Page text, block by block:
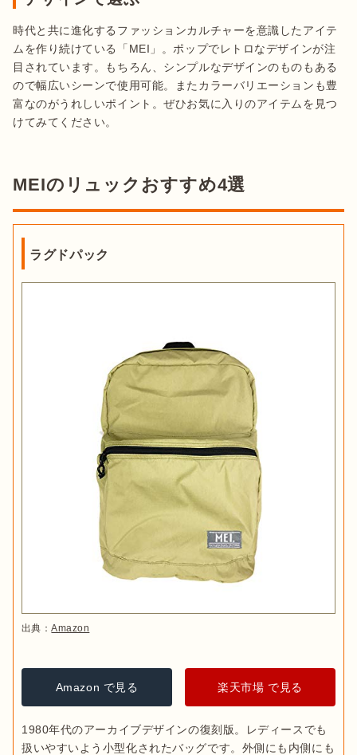
時代と共に進化するファッションカルチャーを意識したアイテ
ムを作り続けている「MEI」。ポップでレトロなデザインが注
目されています。もちろん、シンプルなデザインのものもある
ので幅広いシーンで使用可能。またカラーバリエーションも豊
富なのがうれしいポイント。ぜひお気に入りのアイテムを見つ
けてみてください。
MEIのリュックおすすめ4選
ラグドパック
出典：Amazon
Amazon で見る 楽天市場 で見る
1980年代のアーカイブデザインの復刻版。レディースでも
扱いやすいよう小型化されたバッグです。外側にも内側にも